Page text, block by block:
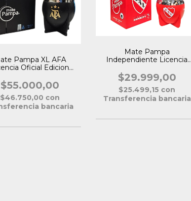
Pampa XL AFA
Oficial Edicion
$55.000,00
$46.750,00 con
bancaria
Mate Pampa
Independiente Licencia
$29.999,00
$25.499,15 con
Transferencia bancaria